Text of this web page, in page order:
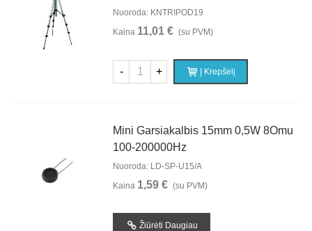
Nuoroda: KNTRIPOD19
Kaina 11,01 € (su PVM)
- + Į Krepšelį
Mini Garsiakalbis 15mm 0,5W 8Omu
100-200000Hz
Nuoroda: LD-SP-U15/A
Kaina 1,59 € (su PVM)
Žiūrėti Daugiau